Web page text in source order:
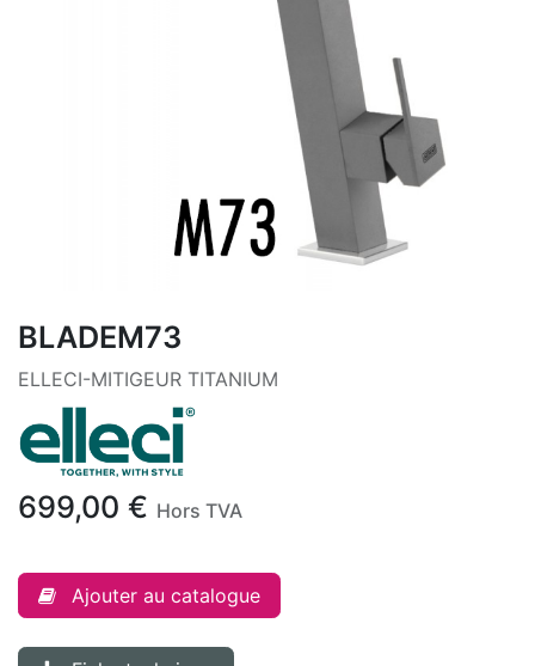
BLADEM73
ELLECI-MITIGEUR TITANIUM
699,00 € Hors TVA
Ajouter au catalogue